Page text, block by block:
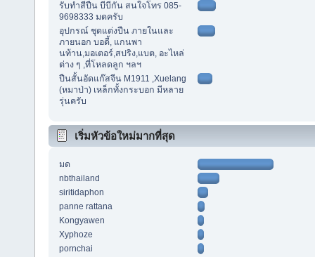
รับทำสีปืน บีบีกัน สนใจโทร 085-
9698333 มดครับ
อุปกรณ์ ชุดแต่งปืน ภายในและ
ภายนอก บอดี้, แกนพา
นท้าน,มอเตอร์,สปริง,แบต, อะไหล่
ต่าง ๆ ,ที่โหลดลูก ฯลฯ
ปืนสั้นอัดแก๊สจีน M1911 ,Xuelang
(หมาป่า) เหล็กทั้งกระบอก มีหลาย
รุ่นครับ
เริ่มหัวข้อใหม่มากที่สุด
มด
nbthailand
siritidaphon
panne rattana
Kongyawen
Xyphoze
pornchai